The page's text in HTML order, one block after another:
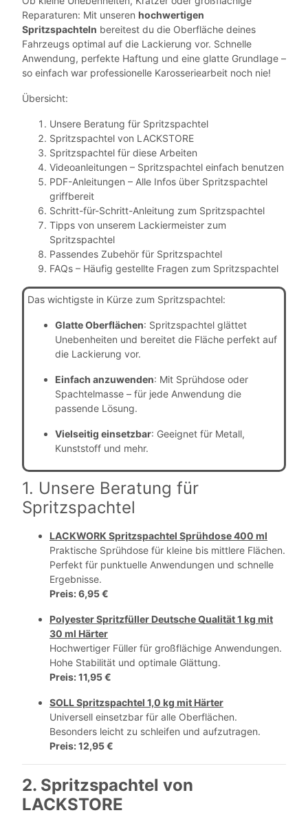
Reparaturen: Mit unseren hochwertigen
Spritzspachteln bereitest du die Oberfläche deines
Fahrzeugs optimal auf die Lackierung vor. Schnelle
Anwendung, perfekte Haftung und eine glatte Grundlage –
so einfach war professionelle Karosseriearbeit noch nie!
Übersicht:
Unsere Beratung für Spritzspachtel
Spritzspachtel von LACKSTORE
Spritzspachtel für diese Arbeiten
Videoanleitungen – Spritzspachtel einfach benutzen
PDF-Anleitungen – Alle Infos über Spritzspachtel
griffbereit
Schritt-für-Schritt-Anleitung zum Spritzspachtel
Tipps von unserem Lackiermeister zum
Spritzspachtel
Passendes Zubehör für Spritzspachtel
FAQs – Häufig gestellte Fragen zum Spritzspachtel
Das wichtigste in Kürze zum Spritzspachtel:
Glatte Oberflächen: Spritzspachtel glättet
Unebenheiten und bereitet die Fläche perfekt auf
die Lackierung vor.
Einfach anzuwenden: Mit Sprühdose oder
Spachtelmasse – für jede Anwendung die
passende Lösung.
Vielseitig einsetzbar: Geeignet für Metall,
Kunststoff und mehr.
1. Unsere Beratung für
Spritzspachtel
LACKWORK Spritzspachtel Sprühdose 400 ml
Praktische Sprühdose für kleine bis mittlere Flächen.
Perfekt für punktuelle Anwendungen und schnelle
Ergebnisse.
Preis: 6,95 €
Polyester Spritzfüller Deutsche Qualität 1 kg mit
30 ml Härter
Hochwertiger Füller für großflächige Anwendungen.
Hohe Stabilität und optimale Glättung.
Preis: 11,95 €
SOLL Spritzspachtel 1,0 kg mit Härter
Universell einsetzbar für alle Oberflächen.
Besonders leicht zu schleifen und aufzutragen.
Preis: 12,95 €
2. Spritzspachtel von
LACKSTORE